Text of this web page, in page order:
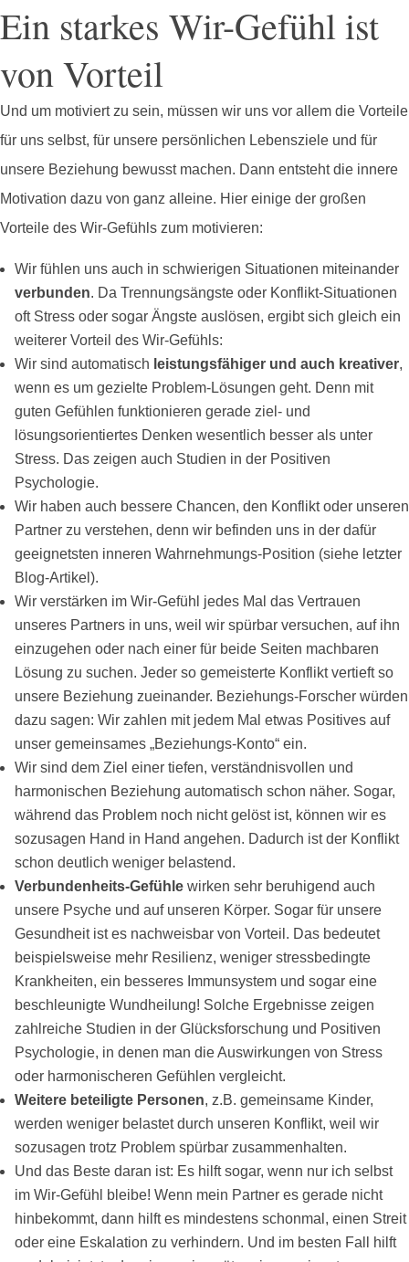
Ein starkes Wir-Gefühl ist
von Vorteil
Und um motiviert zu sein, müssen wir uns vor allem die Vorteile
für uns selbst, für unsere persönlichen Lebensziele und für
unsere Beziehung bewusst machen. Dann entsteht die innere
Motivation dazu von ganz alleine. Hier einige der großen
Vorteile des Wir-Gefühls zum motivieren:
Wir fühlen uns auch in schwierigen Situationen miteinander
verbunden. Da Trennungsängste oder Konflikt-Situationen
oft Stress oder sogar Ängste auslösen, ergibt sich gleich ein
weiterer Vorteil des Wir-Gefühls:
Wir sind automatisch leistungsfähiger und auch kreativer,
wenn es um gezielte Problem-Lösungen geht. Denn mit
guten Gefühlen funktionieren gerade ziel- und
lösungsorientiertes Denken wesentlich besser als unter
Stress. Das zeigen auch Studien in der Positiven
Psychologie.
Wir haben auch bessere Chancen, den Konflikt oder unseren
Partner zu verstehen, denn wir befinden uns in der dafür
geeignetsten inneren Wahrnehmungs-Position (siehe letzter
Blog-Artikel).
Wir verstärken im Wir-Gefühl jedes Mal das Vertrauen
unseres Partners in uns, weil wir spürbar versuchen, auf ihn
einzugehen oder nach einer für beide Seiten machbaren
Lösung zu suchen. Jeder so gemeisterte Konflikt vertieft so
unsere Beziehung zueinander. Beziehungs-Forscher würden
dazu sagen: Wir zahlen mit jedem Mal etwas Positives auf
unser gemeinsames „Beziehungs-Konto“ ein.
Wir sind dem Ziel einer tiefen, verständnisvollen und
harmonischen Beziehung automatisch schon näher. Sogar,
während das Problem noch nicht gelöst ist, können wir es
sozusagen Hand in Hand angehen. Dadurch ist der Konflikt
schon deutlich weniger belastend.
Verbundenheits-Gefühle wirken sehr beruhigend auch
unsere Psyche und auf unseren Körper. Sogar für unsere
Gesundheit ist es nachweisbar von Vorteil. Das bedeutet
beispielsweise mehr Resilienz, weniger stressbedingte
Krankheiten, ein besseres Immunsystem und sogar eine
beschleunigte Wundheilung! Solche Ergebnisse zeigen
zahlreiche Studien in der Glücksforschung und Positiven
Psychologie, in denen man die Auswirkungen von Stress
oder harmonischeren Gefühlen vergleicht.
Weitere beteiligte Personen, z.B. gemeinsame Kinder,
werden weniger belastet durch unseren Konflikt, weil wir
sozusagen trotz Problem spürbar zusammenhalten.
Und das Beste daran ist: Es hilft sogar, wenn nur ich selbst
im Wir-Gefühl bleibe! Wenn mein Partner es gerade nicht
hinbekommt, dann hilft es mindestens schonmal, einen Streit
oder eine Eskalation zu verhindern. Und im besten Fall hilft